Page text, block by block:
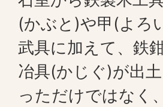
(かぶと)や甲(よろ
武具に加えて、鉄
冶具(かじぐ)が出
っただけではなく